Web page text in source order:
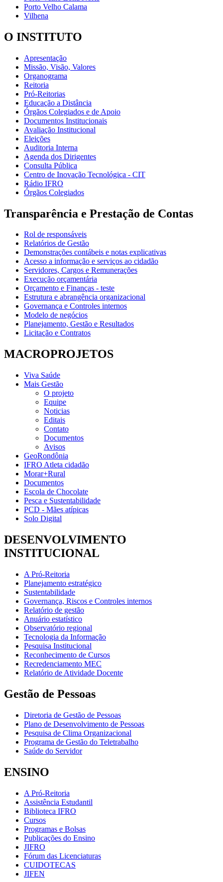
Porto Velho Calama
Vilhena
O INSTITUTO
Apresentação
Missão, Visão, Valores
Organograma
Reitoria
Pró-Reitorias
Educação a Distância
Órgãos Colegiados e de Apoio
Documentos Institucionais
Avaliação Institucional
Eleições
Auditoria Interna
Agenda dos Dirigentes
Consulta Pública
Centro de Inovação Tecnológica - CIT
Rádio IFRO
Órgãos Colegiados
Transparência e Prestação de Contas
Rol de responsáveis
Relatórios de Gestão
Demonstrações contábeis e notas explicativas
Acesso a informação e serviços ao cidadão
Servidores, Cargos e Remunerações
Execução orçamentária
Orçamento e Finanças - teste
Estrutura e abrangência organizacional
Governança e Controles internos
Modelo de negócios
Planejamento, Gestão e Resultados
Licitação e Contratos
MACROPROJETOS
Viva Saúde
Mais Gestão
O projeto
Equipe
Noticias
Editais
Contato
Documentos
Avisos
GeoRondônia
IFRO Atleta cidadão
Morar+Rural
Documentos
Escola de Chocolate
Pesca e Sustentabilidade
PCD - Mães atípicas
Solo Digital
DESENVOLVIMENTO
INSTITUCIONAL
A Pró-Reitoria
Planejamento estratégico
Sustentabilidade
Governança, Riscos e Controles internos
Relatório de gestão
Anuário estatístico
Observatório regional
Tecnologia da Informação
Pesquisa Institucional
Reconhecimento de Cursos
Recredenciamento MEC
Relatório de Atividade Docente
Gestão de Pessoas
Diretoria de Gestão de Pessoas
Plano de Desenvolvimento de Pessoas
Pesquisa de Clima Organizacional
Programa de Gestão do Teletrabalho
Saúde do Servidor
ENSINO
A Pró-Reitoria
Assistência Estudantil
Biblioteca IFRO
Cursos
Programas e Bolsas
Publicações do Ensino
JIFRO
Fórum das Licenciaturas
CUIDOTECAS
JIFEN